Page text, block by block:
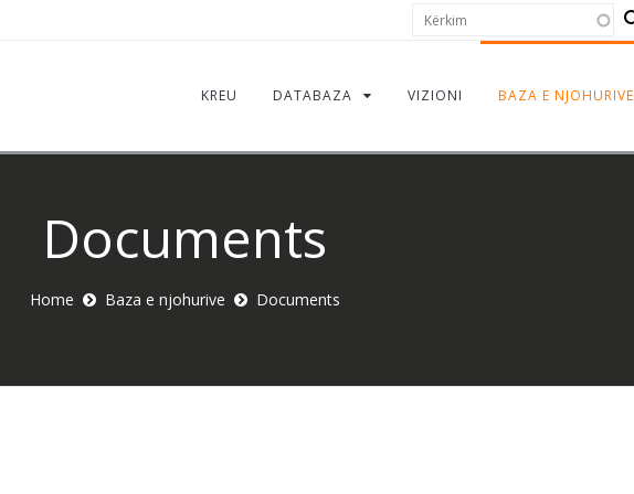
Search
form
KREU DATABAZA VIZIONI BAZA E NJOHURIVE
Documents
Home Baza e njohurive Documents